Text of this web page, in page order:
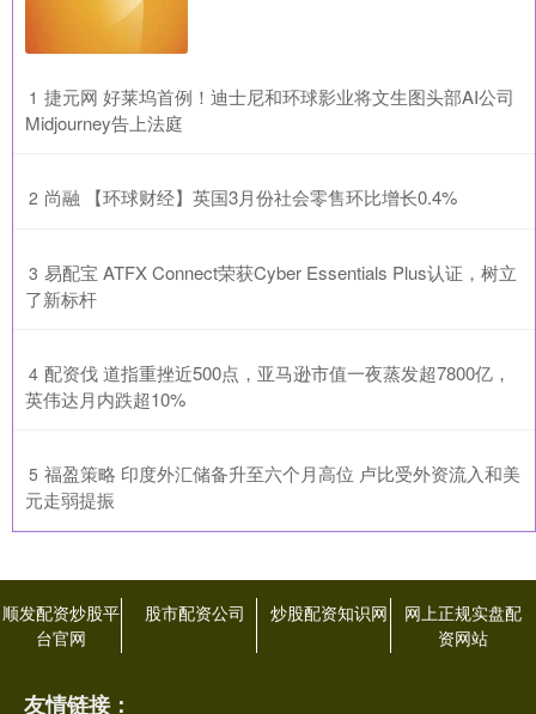
1 ​捷元网 好莱坞首例！迪士尼和环球影业将文生图头部AI公司
Midjourney告上法庭
2 ​尚融 【环球财经】英国3月份社会零售环比增长0.4%
3 ​易配宝 ATFX Connect荣获Cyber Essentials Plus认证，树立
了新标杆
4 ​配资伐 道指重挫近500点，亚马逊市值一夜蒸发超7800亿，
英伟达月内跌超10%
5 ​福盈策略 印度外汇储备升至六个月高位 卢比受外资流入和美
元走弱提振
顺发配资炒股平
台官网
股市配资公司 炒股配资知识网
网上正规实盘配
资网站
友情链接：